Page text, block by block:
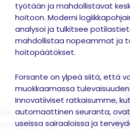
työtään ja mahdollistavat
hoitoon. Moderni
analysoi ja tulkitsee
mahdollistaa nopeammat ja
hoitopäätökset.
Forsante on ylpeä siitä, että
muokkaamassa
Innovatiiviset ratkaisumme,
automaattinen seuranta,
useissa sairaaloissa ja